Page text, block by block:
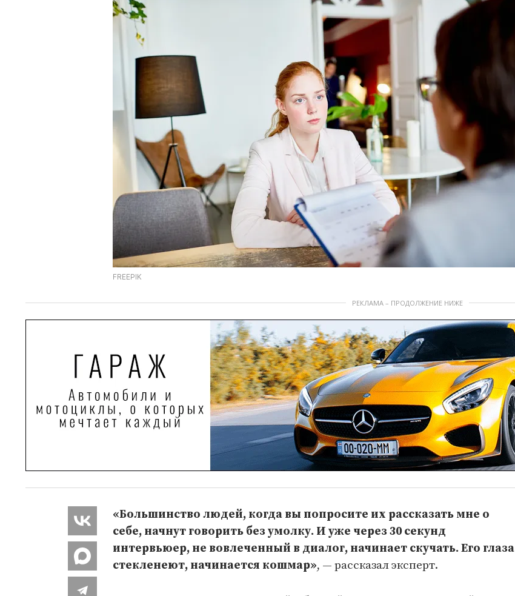
FREEPIK
РЕКЛАМА – ПРОДОЛЖЕНИЕ НИЖЕ
«Большинство людей, когда вы попросите их рассказать мне о
себе, начнут говорить без умолку. И уже через 30 секунд
интервьюер, не вовлеченный в диалог, начинает скучать. Его глаза
стекленеют, начинается кошмар», — рассказал эксперт.